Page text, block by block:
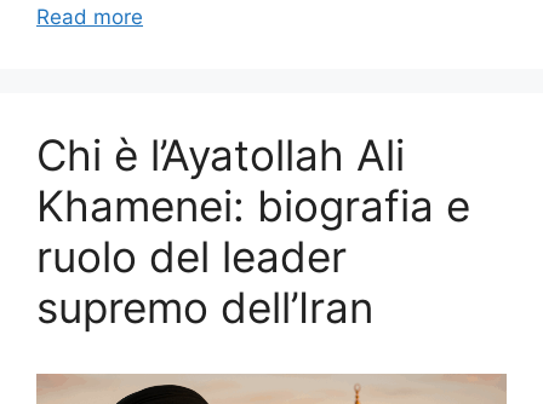
Read more
Chi è l’Ayatollah Ali
Khamenei: biografia e
ruolo del leader
supremo dell’Iran